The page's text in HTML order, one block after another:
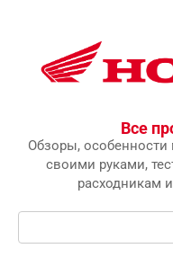
Все
Обзоры, особенности
своими руками,
расходникам